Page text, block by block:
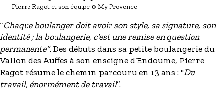
Pierre Ragot et son équipe © My Provence
“Chaque boulanger doit avoir son style, sa signature, son
identité ; la boulangerie, c'est une remise en question
permanente“. Des débuts dans sa petite boulangerie du
Vallon des Auffes à son enseigne d’Endoume, Pierre
Ragot résume le chemin parcouru en 13 ans : "Du
travail, énormément de travail”.